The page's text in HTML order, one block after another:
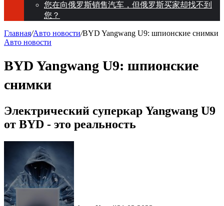
您在向俄罗斯销售汽车，但俄罗斯买家却找不到
您？
Главная/Авто новости/BYD Yangwang U9: шпионские снимки
Авто новости
BYD Yangwang U9: шпионские
снимки
Электрический суперкар Yangwang U9
от BYD - это реальность